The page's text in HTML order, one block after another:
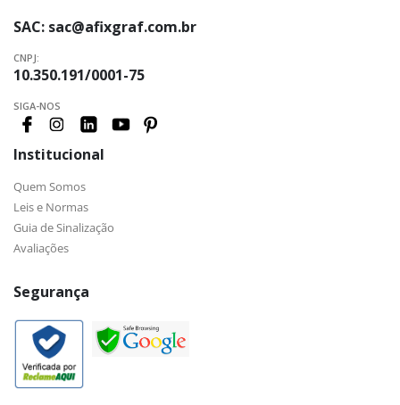
SAC: sac@afixgraf.com.br
CNPJ:
10.350.191/0001-75
SIGA-NOS
Institucional
Quem Somos
Leis e Normas
Guia de Sinalização
Avaliações
Segurança